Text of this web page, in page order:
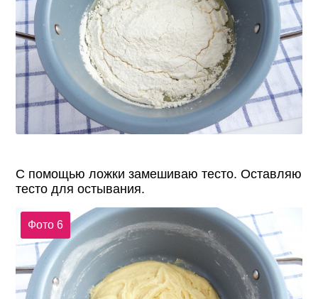
С помощью ложки замешиваю тесто. Оставляю
тесто для остывания.
Фото 6